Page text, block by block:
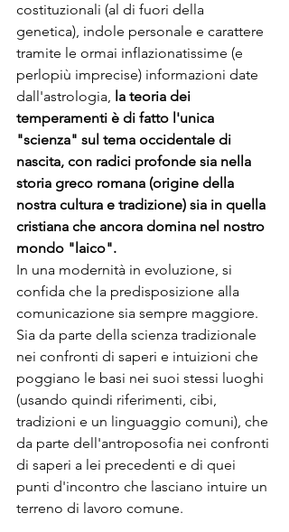
costituzionali (al di fuori della
genetica), indole personale e carattere
tramite le ormai inflazionatissime (e
perlopiù imprecise) informazioni date
dall'astrologia, la teoria dei
temperamenti è di fatto l'unica
"scienza" sul tema occidentale di
nascita, con radici profonde sia nella
storia greco romana (origine della
nostra cultura e tradizione) sia in quella
cristiana che ancora domina nel nostro
mondo "laico".
In una modernità in evoluzione, si
confida che la predisposizione alla
comunicazione sia sempre maggiore.
Sia da parte della scienza tradizionale
nei confronti di saperi e intuizioni che
poggiano le basi nei suoi stessi luoghi
(usando quindi riferimenti, cibi,
tradizioni e un linguaggio comuni), che
da parte dell'antroposofia nei confronti
di saperi a lei precedenti e di quei
punti d'incontro che lasciano intuire un
terreno di lavoro comune.